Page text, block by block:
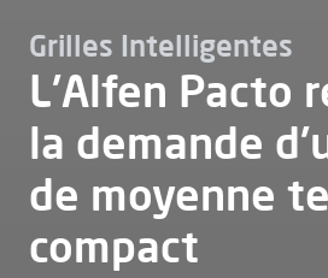
Grilles Intelligentes
L'Alfen Pacto
la demande
de moyenne
compact